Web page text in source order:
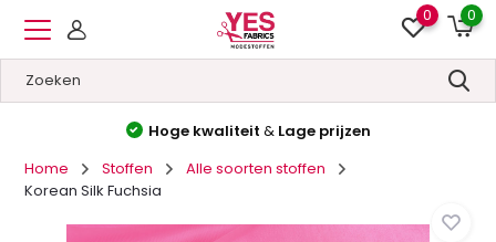
0 0
Hoge kwaliteit & Lage prijzen
Home
Stoffen
Alle soorten stoffen
Korean Silk Fuchsia